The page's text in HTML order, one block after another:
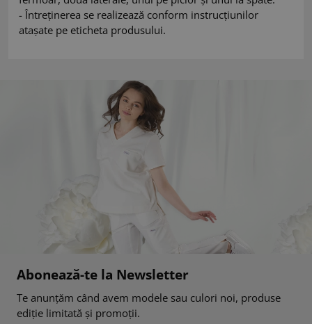
- Întreținerea se realizează conform instrucțiunilor
atașate pe eticheta produsului.
Abonează-te la Newsletter
Te anunțăm când avem modele sau culori noi, produse
ediție limitată și promoții.